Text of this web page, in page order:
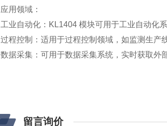
应用领域：
工业自动化：KL1404 模块可用于工业自动化
过程控制：适用于过程控制领域，如监测生产
数据采集：可用于数据采集系统，实时获取外
留言询价